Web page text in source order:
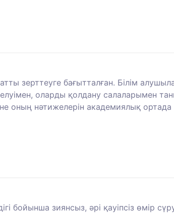
зерттеуге бағытталған. Білім
оларды қолдану салаларымен
оның нәтижелерін академиялық
зиянсыз, әрі қауіпсіз өмір